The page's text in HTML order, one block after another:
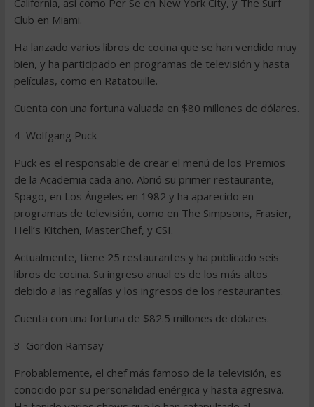
California, así como Per Se en New York City, y The Surf
Club en Miami.
Ha lanzado varios libros de cocina que se han vendido muy
bien, y ha participado en programas de televisión y hasta
películas, como en Ratatouille.
Cuenta con una fortuna valuada en $80 millones de dólares.
4–Wolfgang Puck
Puck es el responsable de crear el menú de los Premios
de la Academia cada año. Abrió su primer restaurante,
Spago, en Los Ángeles en 1982 y ha aparecido en
programas de televisión, como en The Simpsons, Frasier,
Hell’s Kitchen, MasterChef, y CSI.
Actualmente, tiene 25 restaurantes y ha publicado seis
libros de cocina. Su ingreso anual es de los más altos
debido a las regalías y los ingresos de los restaurantes.
Cuenta con una fortuna de $82.5 millones de dólares.
3–Gordon Ramsay
Probablemente, el chef más famoso de la televisión, es
conocido por su personalidad enérgica y hasta agresiva.